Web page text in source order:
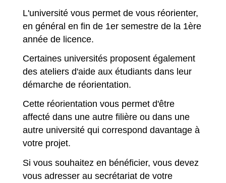
L'université vous permet de vous réorienter,
en général en fin de 1er semestre de la 1ère
année de licence.
Certaines universités proposent également
des ateliers d'aide aux étudiants dans leur
démarche de réorientation.
Cette réorientation vous permet d'être
affecté dans une autre filière ou dans une
autre université qui correspond davantage à
votre projet.
Si vous souhaitez en bénéficier, vous devez
vous adresser au secrétariat de votre